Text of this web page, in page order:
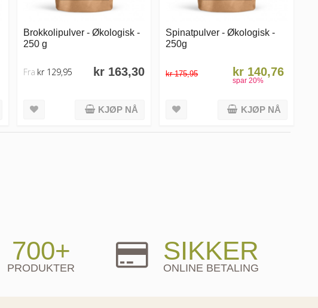
Brokkolipulver - Økologisk -
250 g
kr 163,30
Fra kr 129,95
KJØP NÅ
Spinatpulver - Økologisk -
250g
kr 175,95 kr 140,76
spar 20%
KJØP NÅ
700+
PRODUKTER
SIKKER
ONLINE BETALING